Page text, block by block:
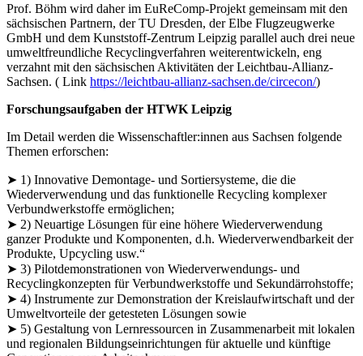
Prof. Böhm wird daher im EuReComp-Projekt gemeinsam mit den
sächsischen Partnern, der TU Dresden, der Elbe Flugzeugwerke
GmbH und dem Kunststoff-Zentrum Leipzig parallel auch drei neue
umweltfreundliche Recyclingverfahren weiterentwickeln, eng
verzahnt mit den sächsischen Aktivitäten der Leichtbau-Allianz-
Sachsen. ( Link https://leichtbau-allianz-sachsen.de/circecon/)
Forschungsaufgaben der HTWK Leipzig
Im Detail werden die Wissenschaftler:innen aus Sachsen folgende
Themen erforschen:
➤ 1) Innovative Demontage- und Sortiersysteme, die die
Wiederverwendung und das funktionelle Recycling komplexer
Verbundwerkstoffe ermöglichen;
➤ 2) Neuartige Lösungen für eine höhere Wiederverwendung
ganzer Produkte und Komponenten, d.h. Wiederverwendbarkeit der
Produkte, Upcycling usw.“
➤ 3) Pilotdemonstrationen von Wiederverwendungs- und
Recyclingkonzepten für Verbundwerkstoffe und Sekundärrohstoffe;
➤ 4) Instrumente zur Demonstration der Kreislaufwirtschaft und der
Umweltvorteile der getesteten Lösungen sowie
➤ 5) Gestaltung von Lernressourcen in Zusammenarbeit mit lokalen
und regionalen Bildungseinrichtungen für aktuelle und künftige